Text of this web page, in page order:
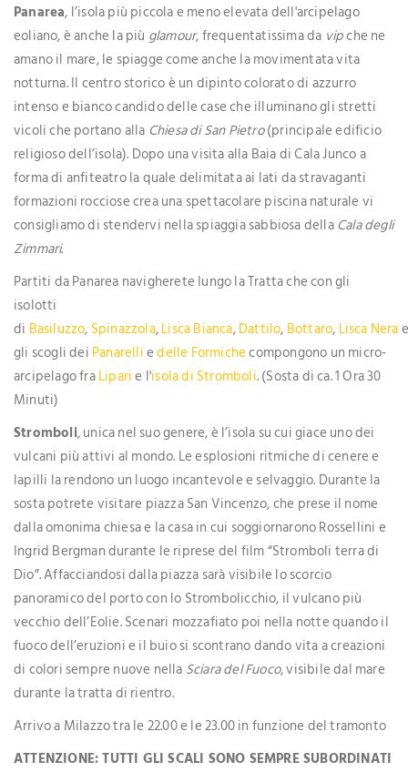
Panarea, l’isola più piccola e meno elevata dell'arcipelago
eoliano, è anche la più glamour, frequentatissima da vipche ne
amano il mare, le spiagge come anche la movimentata vita
notturna. Il centro storico è un dipinto colorato di azzurro
intenso e bianco candido delle case che illuminano gli stretti
vicoli che portano alla Chiesa di San Pietro(principale edificio
religioso dell’isola). Dopo una visita alla Baia di Cala Junco a
forma di anfiteatro la quale delimitata ai lati da stravaganti
formazioni rocciose crea una spettacolare piscina naturale vi
consigliamo di stendervi nella spiaggia sabbiosa dellaCala degli
Zimmari.
Partiti da Panarea navigherete lungo la Tratta che con gli
isolotti
di Basiluzzo, Spinazzola,Lisca Bianca,Dattilo, Bottaro, Lisca Nera
gli scogli dei Panarelliedelle Formichecompongono un micro-
arcipelago fraLiparie l'isola di Stromboli. (Sosta di ca. 1 Ora 30
Minuti)
Stromboli, unica nel suo genere, è l’isola su cui giace uno dei
vulcani più attivi al mondo. Le esplosioni ritmiche di cenere e
lapilli la rendono un luogo incantevole e selvaggio. Durante la
sosta potrete visitare piazza San Vincenzo, che prese il nome
dalla omonima chiesa e la casa in cui soggiornarono Rossellini e
Ingrid Bergman durante le riprese del film “Stromboli terra di
Dio”. Affacciandosi dalla piazza sarà visibile lo scorcio
panoramico del porto con lo Strombolicchio, il vulcano più
vecchio dell’Eolie. Scenari mozzafiato poi nella notte quando il
fuoco dell’eruzioni e il buio si scontrano dando vita a creazioni
di colori sempre nuove nella Sciara del Fuoco, visibile dal mare
durante la tratta di rientro.
Arrivo a Milazzo tra le 22.00 e le 23.00 in funzione del tramonto
ATTENZIONE: TUTTI GLI SCALI SONO SEMPRE SUBORDINATI